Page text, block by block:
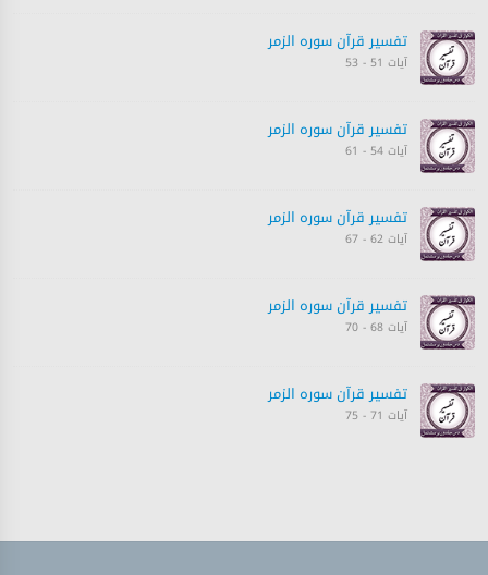
تفسیر قرآن سورہ ‎الزمر‎
آیات 51 - 53
تفسیر قرآن سورہ ‎الزمر‎
آیات 54 - 61
تفسیر قرآن سورہ ‎الزمر‎
آیات 62 - 67
تفسیر قرآن سورہ ‎الزمر‎
آیات 68 - 70
تفسیر قرآن سورہ ‎الزمر‎
آیات 71 - 75